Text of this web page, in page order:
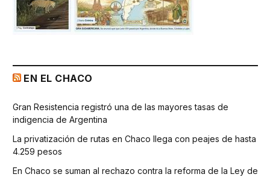
EN EL CHACO
Gran Resistencia registró una de las mayores tasas de
indigencia de Argentina
La privatización de rutas en Chaco llega con peajes de hasta
4.259 pesos
En Chaco se suman al rechazo contra la reforma de la Ley de